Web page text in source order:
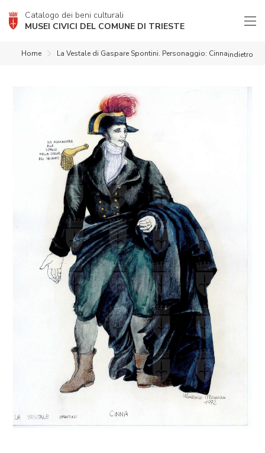
Catalogo dei beni culturali
MUSEI CIVICI DEL COMUNE DI TRIESTE
indietro
Home La Vestale di Gaspare Spontini. Personaggio: Cinna